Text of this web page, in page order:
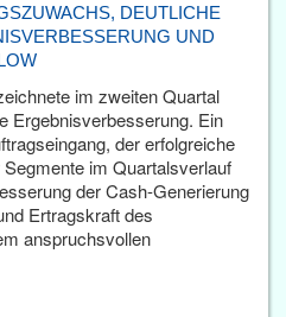
DEUTLICHE
UND
im zweiten Quartal
Ergebnisverbesserung. Ein
der erfolgreiche
im Quartalsverlauf
der Cash-Generierung
Ertragskraft des
anspruchsvollen